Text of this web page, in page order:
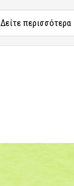
Δείτε περισσότερα